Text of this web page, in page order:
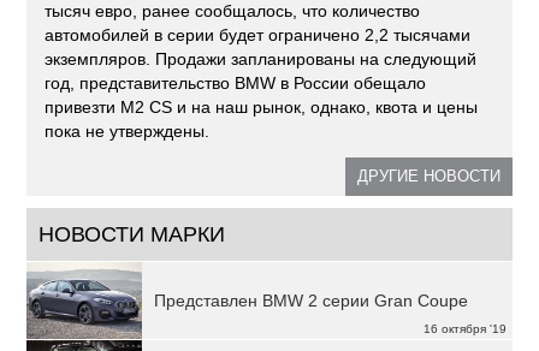
тысяч евро, ранее сообщалось, что количество
автомобилей в серии будет ограничено 2,2 тысячами
экземпляров. Продажи запланированы на следующий
год, представительство BMW в России обещало
привезти M2 CS и на наш рынок, однако, квота и цены
пока не утверждены.
ДРУГИЕ НОВОСТИ
НОВОСТИ МАРКИ
16 октября '19
Представлен BMW 2 серии Gran Coupe